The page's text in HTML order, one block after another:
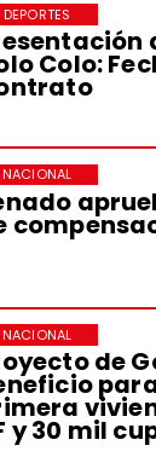
Colo:
DEPORTES
NACIONAL
de
y 30 mil
NACIONAL